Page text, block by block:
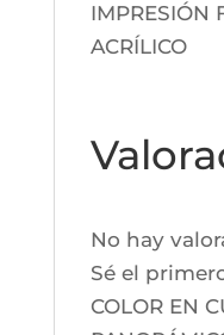
IMPRESIÓN
ACRÍLICO
No hay
Sé el
COLOR EN